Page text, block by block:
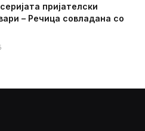
пријателски
– Речица совладана со